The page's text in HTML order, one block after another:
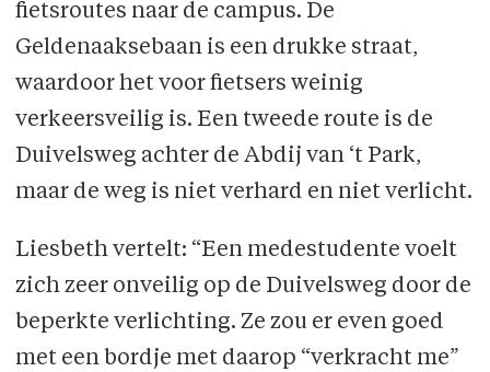
fietsroutes naar de campus. De
Geldenaaksebaan is een drukke straat,
waardoor het voor fietsers weinig
verkeersveilig is. Een tweede route is de
Duivelsweg achter de Abdij van ‘t Park,
maar de weg is niet verhard en niet verlicht.
Liesbeth vertelt: “Een medestudente voelt
zich zeer onveilig op de Duivelsweg door de
beperkte verlichting. Ze zou er even goed
met een bordje met daarop “verkracht me”